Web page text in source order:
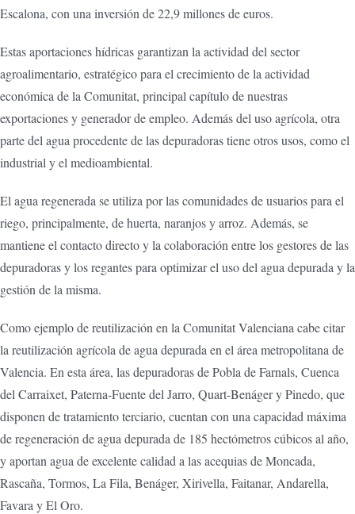
Escalona, con una inversión de 22,9 millones de euros.
Estas aportaciones hídricas garantizan la actividad del sector
agroalimentario, estratégico para el crecimiento de la actividad
económica de la Comunitat, principal capítulo de nuestras
exportaciones y generador de empleo. Además del uso agrícola, otra
parte del agua procedente de las depuradoras tiene otros usos, como el
industrial y el medioambiental.
El agua regenerada se utiliza por las comunidades de usuarios para el
riego, principalmente, de huerta, naranjos y arroz. Además, se
mantiene el contacto directo y la colaboración entre los gestores de las
depuradoras y los regantes para optimizar el uso del agua depurada y la
gestión de la misma.
Como ejemplo de reutilización en la Comunitat Valenciana cabe citar
la reutilización agrícola de agua depurada en el área metropolitana de
Valencia. En esta área, las depuradoras de Pobla de Farnals, Cuenca
del Carraixet, Paterna-Fuente del Jarro, Quart-Benáger y Pinedo, que
disponen de tratamiento terciario, cuentan con una capacidad máxima
de regeneración de agua depurada de 185 hectómetros cúbicos al año,
y aportan agua de excelente calidad a las acequias de Moncada,
Rascaña, Tormos, La Fila, Benáger, Xirivella, Faitanar, Andarella,
Favara y El Oro.